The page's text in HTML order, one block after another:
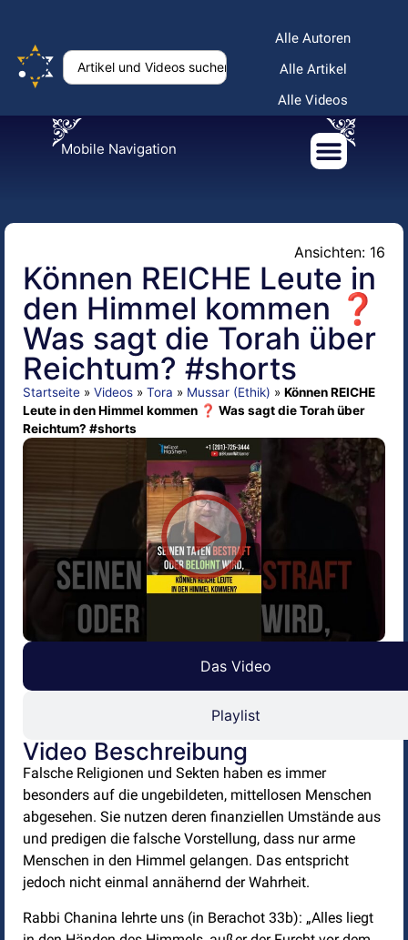
Alle Autoren
Alle Artikel
Alle Videos
Mobile Navigation
Ansichten: 16
Können REICHE Leute in
den Himmel kommen ❓
Was sagt die Torah über
Reichtum? #shorts
Startseite » Videos » Tora » Mussar (Ethik) » Können REICHE
Leute in den Himmel kommen ❓ Was sagt die Torah über
Reichtum? #shorts
Das Video
Playlist
Video Beschreibung
Falsche Religionen und Sekten haben es immer
besonders auf die ungebildeten, mittellosen Menschen
abgesehen. Sie nutzen deren finanziellen Umstände aus
und predigen die falsche Vorstellung, dass nur arme
Menschen in den Himmel gelangen. Das entspricht
jedoch nicht einmal annähernd der Wahrheit.
Rabbi Chanina lehrte uns (in Berachot 33b): „Alles liegt